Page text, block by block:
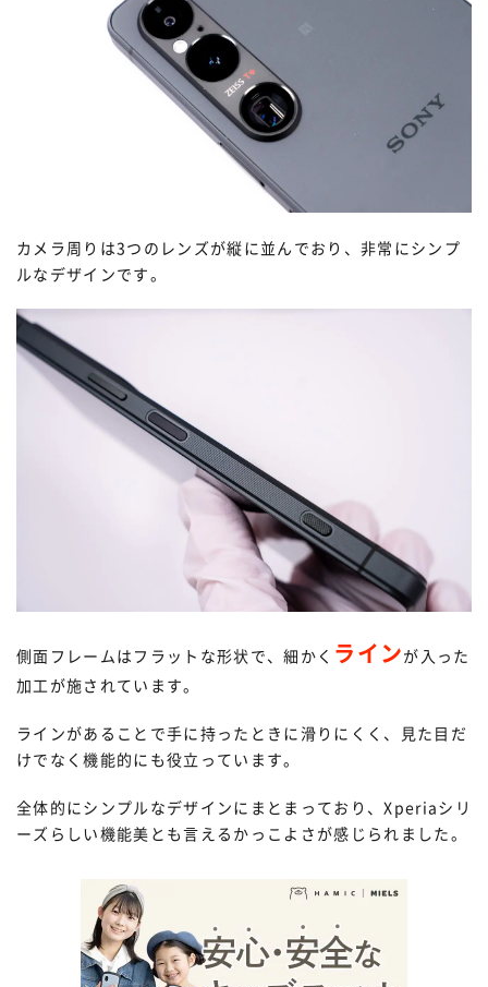
カメラ周りは3つのレンズが縦に並んでおり、非常にシンプ
ルなデザインです。
側面フレームはフラットな形状で、細かく ラインが入った
加工が施されています。
ラインがあることで手に持ったときに滑りにくく、見た目だ
けでなく機能的にも役立っています。
全体的にシンプルなデザインにまとまっており、Xperiaシリ
ーズらしい機能美とも言えるかっこよさが感じられました。